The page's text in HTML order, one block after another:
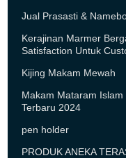
Jual Prasasti &
Kerajinan Marmer
Satisfaction Untuk
Kijing Makam Mewah
Makam Mataram
Terbaru 2024
pen holder
PRODUK ANEKA